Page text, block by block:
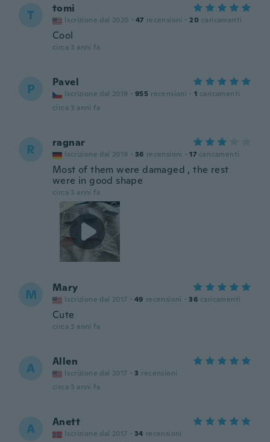
T tomi
Iscrizione dal 2020 · 47 recensioni · 20 caricamenti
Cool
circa 3 anni fa
P Pavel
Iscrizione dal 2019 · 955 recensioni · 1 caricamenti
circa 3 anni fa
R ragnar
Iscrizione dal 2019 · 36 recensioni · 17 caricamenti
Most of them were damaged , the rest
were in good shape
circa 3 anni fa
M Mary
Iscrizione dal 2017 · 49 recensioni · 36 caricamenti
Cute
circa 3 anni fa
A Allen
Iscrizione dal 2017 · 3 recensioni
circa 3 anni fa
A Anett
Iscrizione dal 2017 · 34 recensioni